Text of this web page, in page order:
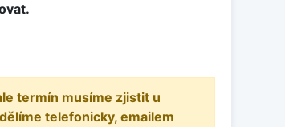
termín musíme zjistit u
telefonicky, emailem